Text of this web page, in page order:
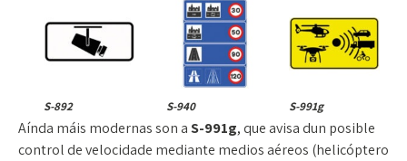
S-991g
S-940
S-892
Aínda máis modernas son aS-991g, que avisa dun posible
control de velocidade mediante medios aéreos (helicóptero